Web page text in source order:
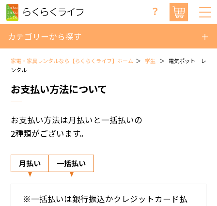
？
カテゴリーから探す
家電・家具レンタルなら【らくらくライフ】ホーム 学生
電気ポット レ
ンタル
お支払い方法について
お支払い方法は月払いと一括払いの
2種類がございます。
月払い 一括払い
※一括払いは銀行振込かクレジットカード払